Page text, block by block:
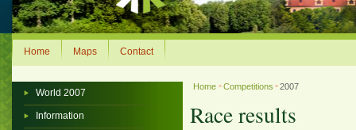
Home > Competitions > 2007
Race results
World 2007
Information
Home Maps Contact